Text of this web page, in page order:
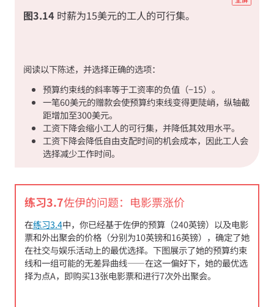
图3.14 时薪为15美元的工人的可行集。
阅读以下陈述，并选择正确的选项：
预算约束线的斜率等于工资率的负值（−15）。
一笔60美元的赠款会使预算约束线变得更陡峭，纵轴截
距增加至300美元。
工资下降会缩小工人的可行集，并降低其效用水平。
工资下降会降低自由支配时间的机会成本，因此工人会
选择减少工作时间。
练习3.7佐伊的问题：电影票涨价
在练习3.4中，你已经基于佐伊的预算（240英镑）以及电影
票和外出聚会的价格（分别为10英镑和16英镑），确定了她
在社交与娱乐活动上的最优选择。下图展示了她的预算约束
线和一组可能的无差异曲线——在这一偏好下，她的最优选
择为点A，即购买13张电影票和进行7次外出聚会。